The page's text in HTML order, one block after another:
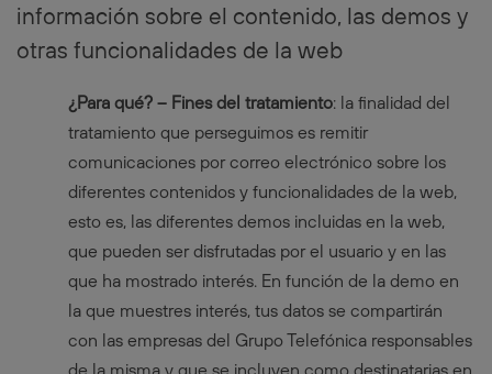
información sobre el contenido, las demos y
otras funcionalidades de la web
¿Para qué? – Fines del tratamiento: la finalidad del
tratamiento que perseguimos es remitir
comunicaciones por correo electrónico sobre los
diferentes contenidos y funcionalidades de la web,
esto es, las diferentes demos incluidas en la web,
que pueden ser disfrutadas por el usuario y en las
que ha mostrado interés. En función de la demo en
la que muestres interés, tus datos se compartirán
con las empresas del Grupo Telefónica responsables
de la misma y que se incluyen como destinatarias en